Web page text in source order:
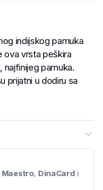
indijskog pamuka
ova vrsta peškira
najfinijeg pamuka.
prijatni u dodiru sa
Maestro, DinaCard i